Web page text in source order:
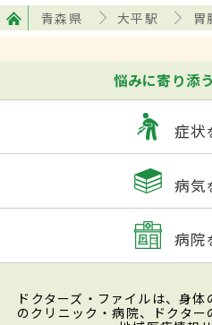
青森県 大平駅 胃
悩みに寄り添
症状
病気
病院
ドクターズ・ファイルは、身
のクリニック・病院、ドクタ